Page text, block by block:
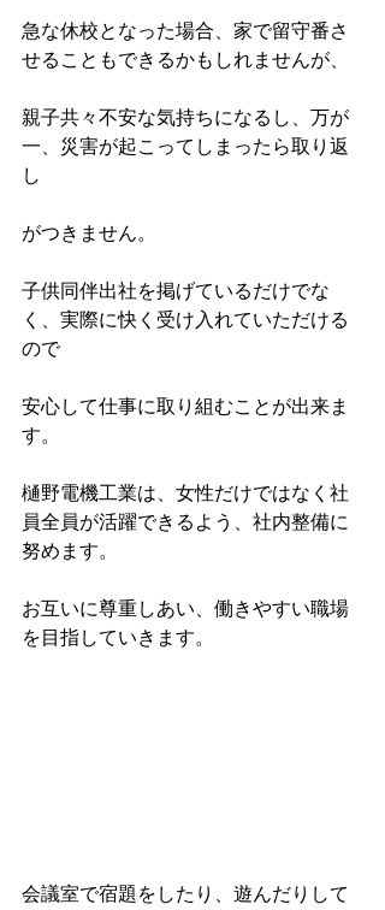
急な休校となった場合、家で留守番さ
せることもできるかもしれませんが、
親子共々不安な気持ちになるし、万が
一、災害が起こってしまったら取り返
し
がつきません。
子供同伴出社を掲げているだけでな
く、実際に快く受け入れていただける
ので
安心して仕事に取り組むことが出来ま
す。
樋野電機工業は、女性だけではなく社
員全員が活躍できるよう、社内整備に
努めます。
お互いに尊重しあい、働きやすい職場
を目指していきます。
会議室で宿題をしたり、遊んだりして